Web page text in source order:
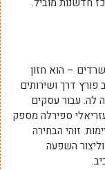
חדשנות מוביל.
– הוא חזון
דרך ושירותים
לה. עבור עסקים
ספירלה מספק
זוהי הבחירה
השפעה